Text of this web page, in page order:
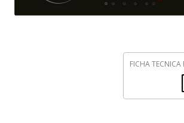
FICHA TECNICA